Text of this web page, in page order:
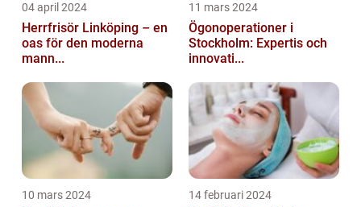
04 april 2024
Herrfrisör Linköping – en
oas för den moderna
mann...
11 mars 2024
Ögonoperationer i
Stockholm: Expertis och
innovati...
10 mars 2024 14 februari 2024